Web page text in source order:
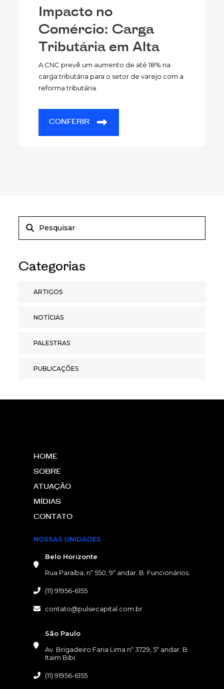
Impacto no
Comércio: Carga
Tributária em Alta
A CNC prevê um aumento de até 18% na
carga tributária para o setor de varejo com a
reforma tributária.
CONFERIR
Categorias
ARTIGOS
NOTÍCIAS
PALESTRAS
PUBLICAÇÕES
HOME
SOBRE
ATUAÇÃO
MÍDIAS
CONTATO
NOSSAS UNIDADES
Belo Horizonte
Rua Paraíba, nº 550, 9º andar. B. Funcionários.
(11) 91956-6155
contato@pulsecapital.com.br
São Paulo
Av. Brigadeiro Faria Lima nº 3729, 5º andar. B.
Itaim Bibi.
(11) 91956-6155